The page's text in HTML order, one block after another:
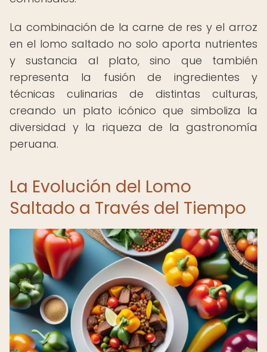
La combinación de la carne de res y el arroz
en el lomo saltado no solo aporta nutrientes
y sustancia al plato, sino que también
representa la fusión de ingredientes y
técnicas culinarias de distintas culturas,
creando un plato icónico que simboliza la
diversidad y la riqueza de la gastronomía
peruana.
La Evolución del Lomo
Saltado a Través del Tiempo